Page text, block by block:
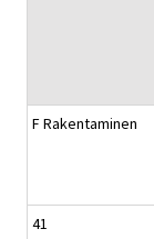
F Rakentaminen
41